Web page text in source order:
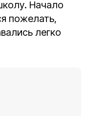
Начало
пожелать,
легко